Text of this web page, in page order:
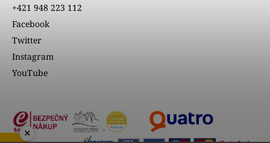
+421 948 223 112
Facebook
Twitter
Instagram
YouTube
×